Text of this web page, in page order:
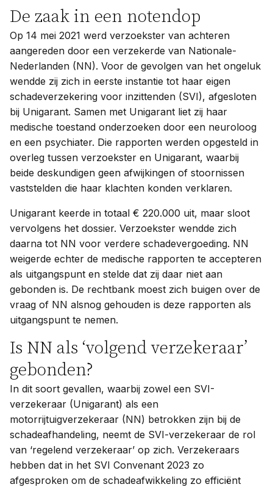
De zaak in een notendop
Op 14 mei 2021 werd verzoekster van achteren
aangereden door een verzekerde van Nationale-
Nederlanden (NN). Voor de gevolgen van het ongeluk
wendde zij zich in eerste instantie tot haar eigen
schadeverzekering voor inzittenden (SVI), afgesloten
bij Unigarant. Samen met Unigarant liet zij haar
medische toestand onderzoeken door een neuroloog
en een psychiater. Die rapporten werden opgesteld in
overleg tussen verzoekster en Unigarant, waarbij
beide deskundigen geen afwijkingen of stoornissen
vaststelden die haar klachten konden verklaren.
Unigarant keerde in totaal € 220.000 uit, maar sloot
vervolgens het dossier. Verzoekster wendde zich
daarna tot NN voor verdere schadevergoeding. NN
weigerde echter de medische rapporten te accepteren
als uitgangspunt en stelde dat zij daar niet aan
gebonden is. De rechtbank moest zich buigen over de
vraag of NN alsnog gehouden is deze rapporten als
uitgangspunt te nemen.
Is NN als ‘volgend verzekeraar’
gebonden?
In dit soort gevallen, waarbij zowel een SVI-
verzekeraar (Unigarant) als een
motorrijtuigverzekeraar (NN) betrokken zijn bij de
schadeafhandeling, neemt de SVI-verzekeraar de rol
van ‘regelend verzekeraar’ op zich. Verzekeraars
hebben dat in het SVI Convenant 2023 zo
afgesproken om de schadeafwikkeling zo efficiënt